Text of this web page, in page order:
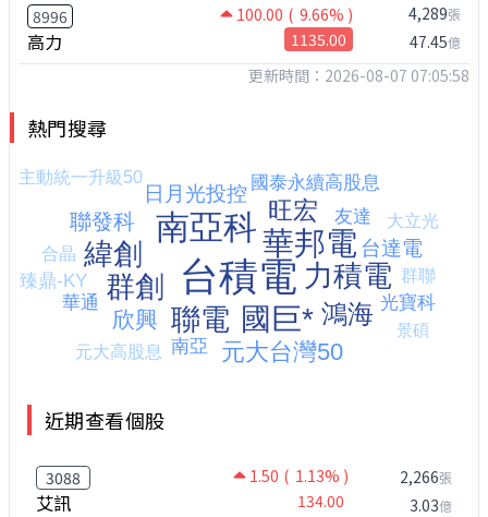
8996 100.00 ( 9.66% )
高力 1135.00
4,289張
47.45億
更新時間：2026-08-07 07:05:58
熱門搜尋
近期查看個股
3088 1.50 ( 1.13% )
艾訊 134.00
2,266張
3.03億